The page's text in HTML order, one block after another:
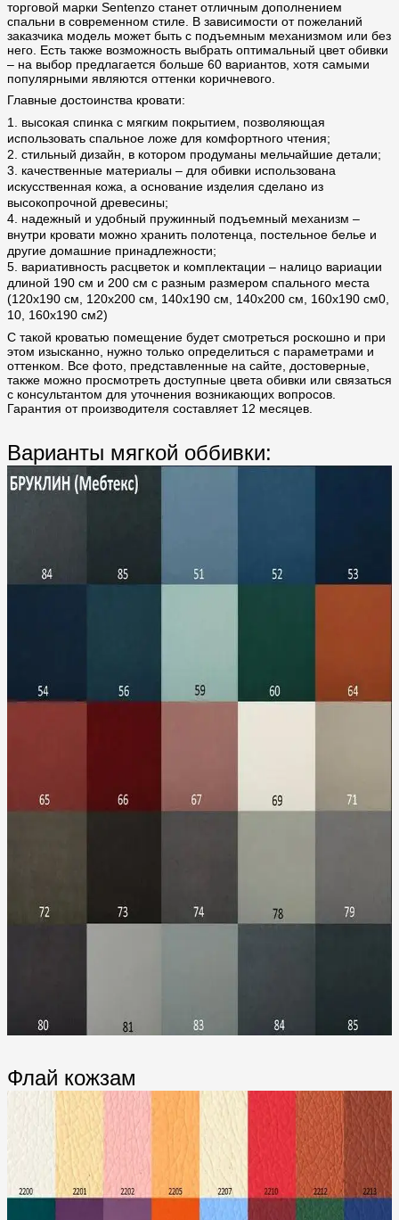
торговой марки Sentenzo станет отличным дополнением
спальни в современном стиле. В зависимости от пожеланий
заказчика модель может быть с подъемным механизмом или без
него. Есть также возможность выбрать оптимальный цвет обивки
– на выбор предлагается больше 60 вариантов, хотя самыми
популярными являются оттенки коричневого.
Главные достоинства кровати:
1. высокая спинка с мягким покрытием, позволяющая
использовать спальное ложе для комфортного чтения;
2. стильный дизайн, в котором продуманы мельчайшие детали;
3. качественные материалы – для обивки использована
искусственная кожа, а основание изделия сделано из
высокопрочной древесины;
4. надежный и удобный пружинный подъемный механизм –
внутри кровати можно хранить полотенца, постельное белье и
другие домашние принадлежности;
5. вариативность расцветок и комплектации – налицо вариации
длиной 190 см и 200 см с разным размером спального места
(120х190 см, 120х200 см, 140х190 см, 140х200 см, 160х190 см0,
10, 160х190 см2)
С такой кроватью помещение будет смотреться роскошно и при
этом изысканно, нужно только определиться с параметрами и
оттенком. Все фото, представленные на сайте, достоверные,
также можно просмотреть доступные цвета обивки или связаться
с консультантом для уточнения возникающих вопросов.
Гарантия от производителя составляет 12 месяцев.
Варианты мягкой оббивки:
Флай кожзам